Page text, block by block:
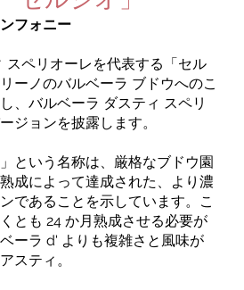
フォニー
スペリオーレを代表する「セル
ーノのバルベーラ ブドウへのこ
、バルベーラ ダスティ スペリ
ジョンを披露します。
という名称は、厳格なブドウ園
成によって達成された、より濃
であることを示しています。こ
とも 24 か月熟成させる必要が
ーラ d' よりも複雑さと風味が
スティ。